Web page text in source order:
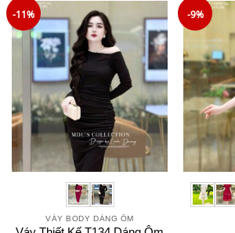
-11%
VÁY BODY DÁNG ÔM
-9%